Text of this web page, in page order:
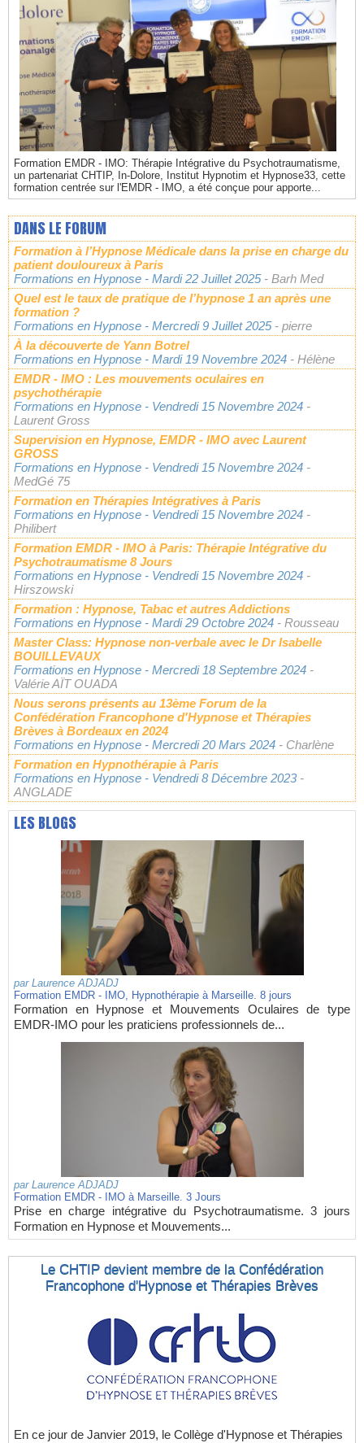
Formation EMDR - IMO: Thérapie Intégrative du Psychotraumatisme,
un partenariat CHTIP, In-Dolore, Institut Hypnotim et Hypnose33, cette
formation centrée sur l'EMDR - IMO, a été conçue pour apporte...
DANS LE FORUM
Formation à l’Hypnose Médicale dans la prise en charge du
patient douloureux à Paris
Formations en Hypnose - Mardi 22 Juillet 2025 - Barh Med
Quel est le taux de pratique de l’hypnose 1 an après une
formation ?
Formations en Hypnose - Mercredi 9 Juillet 2025 - pierre
À la découverte de Yann Botrel
Formations en Hypnose - Mardi 19 Novembre 2024 - Hélène
EMDR - IMO : Les mouvements oculaires en
psychothérapie
Formations en Hypnose - Vendredi 15 Novembre 2024 -
Laurent Gross
Supervision en Hypnose, EMDR - IMO avec Laurent
GROSS
Formations en Hypnose - Vendredi 15 Novembre 2024 -
MedGé 75
Formation en Thérapies Intégratives à Paris
Formations en Hypnose - Vendredi 15 Novembre 2024 -
Philibert
Formation EMDR - IMO à Paris: Thérapie Intégrative du
Psychotraumatisme 8 Jours
Formations en Hypnose - Vendredi 15 Novembre 2024 -
Hirszowski
Formation : Hypnose, Tabac et autres Addictions
Formations en Hypnose - Mardi 29 Octobre 2024 - Rousseau
Master Class: Hypnose non-verbale avec le Dr Isabelle
BOUILLEVAUX
Formations en Hypnose - Mercredi 18 Septembre 2024 -
Valérie AÏT OUADA
Nous serons présents au 13ème Forum de la
Confédération Francophone d'Hypnose et Thérapies
Brèves à Bordeaux en 2024
Formations en Hypnose - Mercredi 20 Mars 2024 - Charlène
Formation en Hypnothérapie à Paris
Formations en Hypnose - Vendredi 8 Décembre 2023 -
ANGLADE
LES BLOGS
par Laurence ADJADJ
Formation EMDR - IMO, Hypnothérapie à Marseille. 8 jours
Formation en Hypnose et Mouvements Oculaires de type
EMDR-IMO pour les praticiens professionnels de...
par Laurence ADJADJ
Formation EMDR - IMO à Marseille. 3 Jours
Prise en charge intégrative du Psychotraumatisme. 3 jours
Formation en Hypnose et Mouvements...
Le CHTIP devient membre de la Confédération
Francophone d'Hypnose et Thérapies Brèves
En ce jour de Janvier 2019, le Collège d'Hypnose et Thérapies